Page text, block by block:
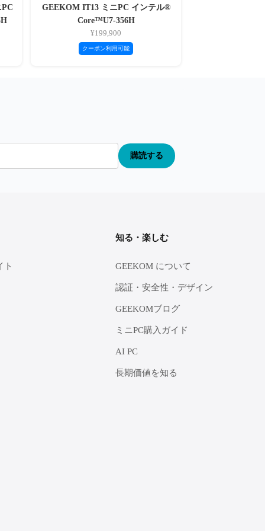
GEEKOM IT13 ミニPC インテル®
Core™U7-356H
¥199,900
クーポン利用可能
購読する
ト
知る・楽しむ
GEEKOM について
認証・安全性・デザイン
GEEKOMブログ
ミニPC購入ガイド
AI PC
長期価値を知る